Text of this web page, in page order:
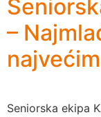
–
Seniorska ekipa